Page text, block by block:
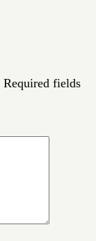
Required fields